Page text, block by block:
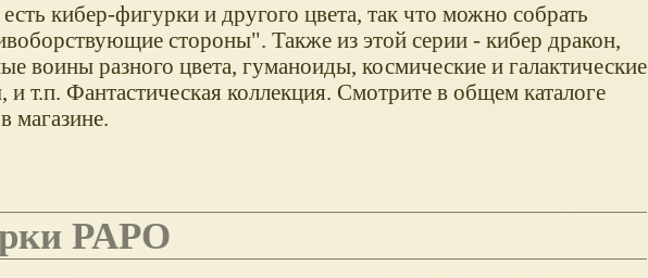
кибер-фигурки и другого цвета, так что можно собрать
стороны". Также из этой серии - кибер дракон,
воины разного цвета, гуманоиды, космические и галактические
и т.п. Фантастическая коллекция. Смотрите в общем каталоге
магазине.
PAPO